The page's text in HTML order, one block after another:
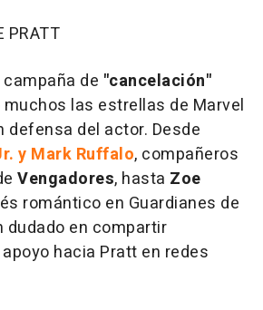
PRATT
de "cancelación"
muchos las estrellas de Marvel
defensa del actor. Desde
y Mark Ruffalo, compañeros
Vengadores, hasta Zoe
romántico en Guardianes de
dudado en compartir
hacia Pratt en redes